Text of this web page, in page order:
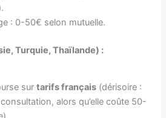
: 0-50€ selon mutuelle.
Turquie, Thaïlande) :
surtarifs français (dérisoire :
alors qu’elle coûte 50-